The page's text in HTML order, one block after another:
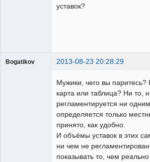
уставок?
Bogatikov 2013-08-23 20:28:29
Мужики, чего вы паритесь?
карта или таблица? Ни то,
регламентируется ни
определяется только
принято, как удобно.
И объёмы уставок в этих
ни чем не
показывать то, чем